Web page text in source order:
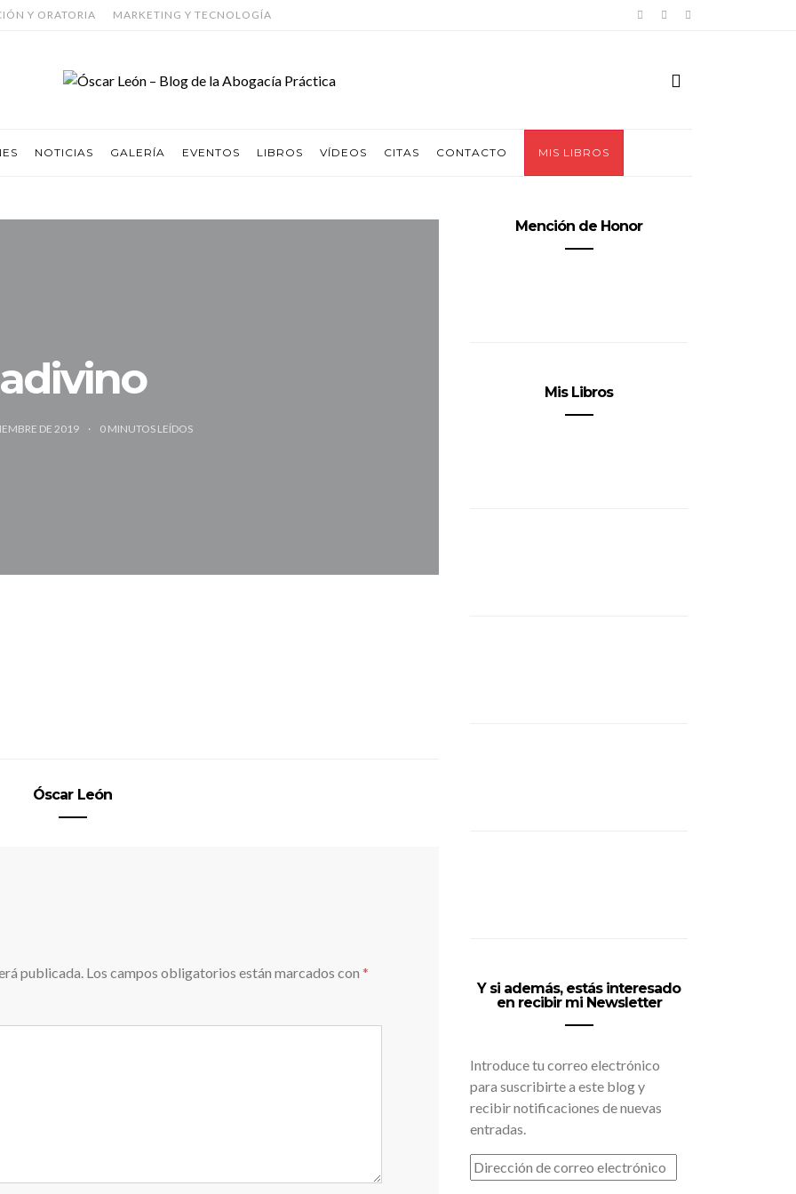
Y ORATORIA MARKETING Y TECNOLOGÍA
NOTICIAS GALERÍA EVENTOS LIBROS VÍDEOS CITAS CONTACTO MIS LIBROS
adivino
DE 2019 0 MINUTOS LEÍDOS
Óscar León
publicada. Los campos obligatorios están marcados con *
Mención de Honor
Mis Libros
Y si además, estás interesado
en recibir mi Newsletter
Introduce tu correo electrónico
para suscribirte a este blog y
recibir notificaciones de nuevas
entradas.
DIRECCIÓN
DE